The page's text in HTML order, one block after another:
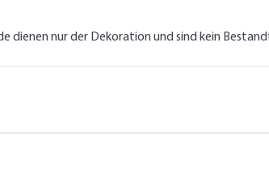
nur der Dekoration und sind kein